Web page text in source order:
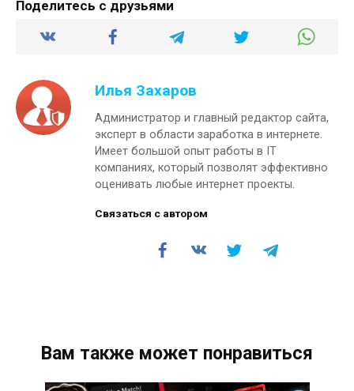
Поделитесь с друзьями
Илья Захаров
Администратор и главный редактор сайта,
эксперт в области заработка в интернете.
Имеет большой опыт работы в IT
компаниях, который позволят эффективно
оценивать любые интернет проекты.
Связаться с автором
Вам также может понравиться